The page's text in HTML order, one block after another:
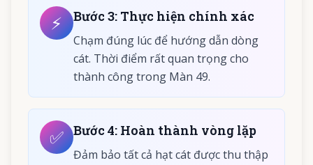
⚡ Bước 3: Thực hiện chính xác
Chạm đúng lúc để hướng dẫn dòng
cát. Thời điểm rất quan trọng cho
thành công trong Màn 49.
✅ Bước 4: Hoàn thành vòng lặp
Đảm bảo tất cả hạt cát được thu thập